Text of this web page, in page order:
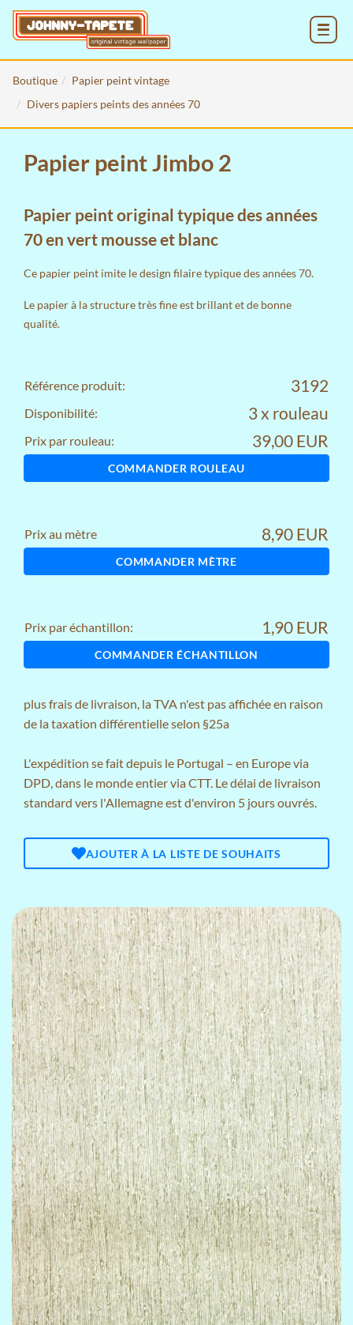
Boutique
Papier peint vintage
Divers papiers peints des années 70
Papier peint Jimbo 2
Papier peint original typique des années
70 en vert mousse et blanc
Ce papier peint imite le design filaire typique des années 70.
Le papier à la structure très fine est brillant et de bonne
qualité.
Référence produit: 3192
Disponibilité: 3 x rouleau
Prix par rouleau: 39,00 EUR
COMMANDER ROULEAU
Prix au mètre 8,90 EUR
COMMANDER MÈTRE
Prix par échantillon: 1,90 EUR
COMMANDER ÉCHANTILLON
plusfrais de livraison, la TVA n'est pas affichée en raison
de la taxation différentielle selon §25a
L'expédition se fait depuis le Portugal – en Europe via
DPD, dans le monde entier via CTT. Le délai de livraison
standard vers l'Allemagne est d'environ 5 jours ouvrés.
AJOUTER À LA LISTE DE SOUHAITS